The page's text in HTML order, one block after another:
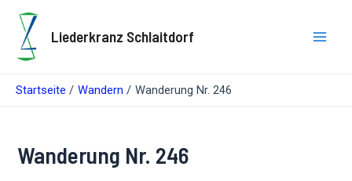
Inhalt
springen
Liederkranz Schlaitdorf
Startseite Wandern Wanderung Nr. 246
Wanderung Nr. 246